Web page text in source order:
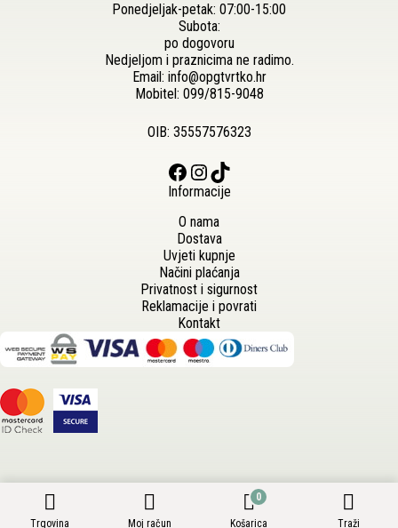
Ponedjeljak-petak: 07:00-15:00
Subota:
po dogovoru
Nedjeljom i praznicima ne radimo.
Email: info@opgtvrtko.hr
Mobitel: 099/815-9048
OIB: 35557576323
Facebook Instagram TikTok
Informacije
O nama
Dostava
Uvjeti kupnje
Načini plaćanja
Privatnost i sigurnost
Reklamacije i povrati
Kontakt
Trgovina Moj račun
0
Košarica Traži